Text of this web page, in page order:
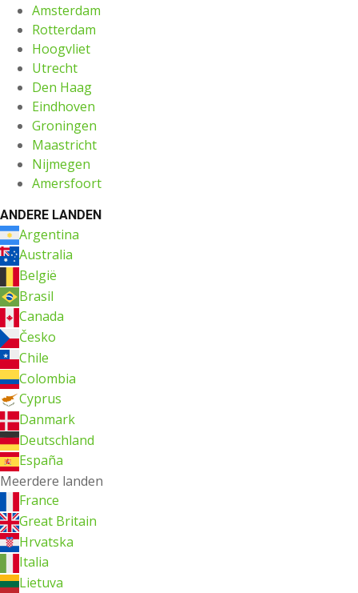
Amsterdam
Rotterdam
Hoogvliet
Utrecht
Den Haag
Eindhoven
Groningen
Maastricht
Nijmegen
Amersfoort
ANDERE LANDEN
Argentina
Australia
België
Brasil
Canada
Česko
Chile
Colombia
Cyprus
Danmark
Deutschland
España
Meerdere landen
France
Great Britain
Hrvatska
Italia
Lietuva